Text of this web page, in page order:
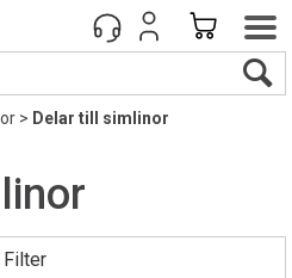
> Delar till simlinor
Filter